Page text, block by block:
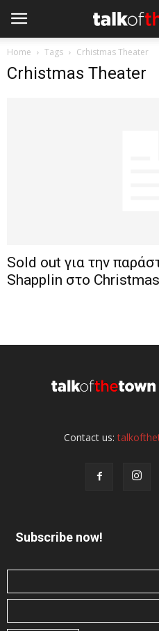
Home Tags Crhistmas Theater
Crhistmas Theater
Sold out για την
Shapplin στο
Contact us:
Subscribe now!